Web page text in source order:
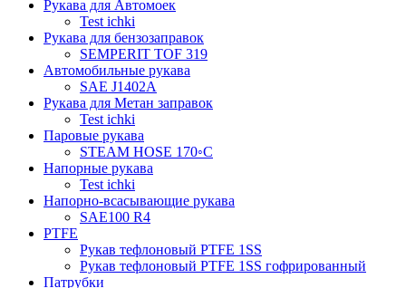
Рукава для Автомоек
Test ichki
Рукава для бензозаправок
SEMPERIT TOF 319
Автомобильные рукава
SAE J1402A
Рукава для Метан заправок
Test ichki
Паровые рукава
STEAM HOSE 170◦C
Напорные рукава
Test ichki
Напорно-всасывающие рукава
SAE100 R4
PTFE
Рукав тефлоновый PTFE 1SS
Рукав тефлоновый PTFE 1SS гофрированный
Патрубки